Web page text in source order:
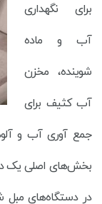
برای نگهداری
آب و ماده
شوینده، مخزن
آب کثیف برای
جمع آوری آب و
بخش‌های اصلی یک
در دستگاه‌های